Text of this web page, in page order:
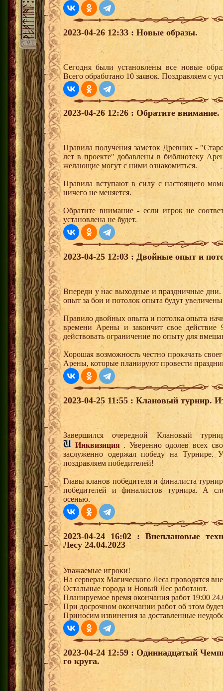
2023-04-26 12:33 : Новые образы.
Сегодня были установлены все новые
Всего обработано 10 заявок. Поздравляем с
2023-04-26 12:26 : Обратите внимание.
Правила получения заметок Древних -
лет в проекте" добавлены в библиотеку
желающие могут с ними ознакомиться.
Правила вступают в силу с настоящего
ничего не меняется.
Обратите внимание - если игрок не
установлена не будет.
2023-04-25 12:03 : Двойные опыт и
Впереди у нас выходные и праздничные
опыт за бои и потолок опыта будут увеличены
Правило двойных опыта и потолка опыта
времени Арены и закончит свое
действовать ограничение по опыту для
Хорошая возможность честно прокачать
Арены, которые планируют провести
2023-04-25 11:55 : Клановый турнир.
Завершился очередной Клановый
Инквизиция. Уверенно одолев всех
заслуженно одержал победу на Турнире.
поздравляем победителей!
Главы кланов победителя и финалиста
победителей и финалистов турнира. А
осенью.
2023-04-24 16:02 : Внеплановые
Лесу 24.04.2023
Уважаемые игроки!
На серверах Магического Леса проводятся
Остальные города и Новый Лес работают.
Планируемое время окончания работ 19:00
При досрочном окончании работ об этом
Приносим извинения за доставленные
2023-04-24 12:59 : Одиннадцатый
го круга.